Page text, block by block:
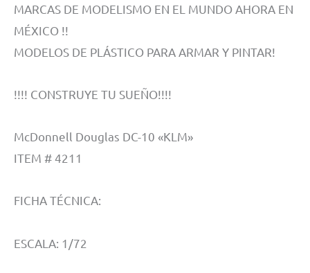
MARCAS DE MODELISMO EN EL MUNDO AHORA EN
MÉXICO !!
MODELOS DE PLÁSTICO PARA ARMAR Y PINTAR!
!!!! CONSTRUYE TU SUEÑO!!!!
McDonnell Douglas DC-10 «KLM»
ITEM # 4211
FICHA TÉCNICA:
ESCALA: 1/72